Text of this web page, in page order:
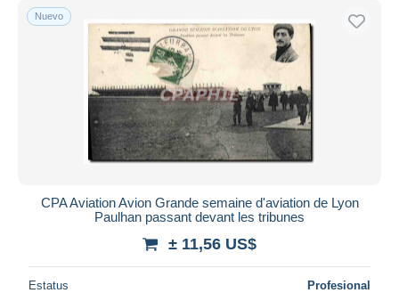
Nuevo
CPA Aviation Avion Grande semaine d'aviation de Lyon
Paulhan passant devant les tribunes
± 11,56 US$
Estatus Profesional